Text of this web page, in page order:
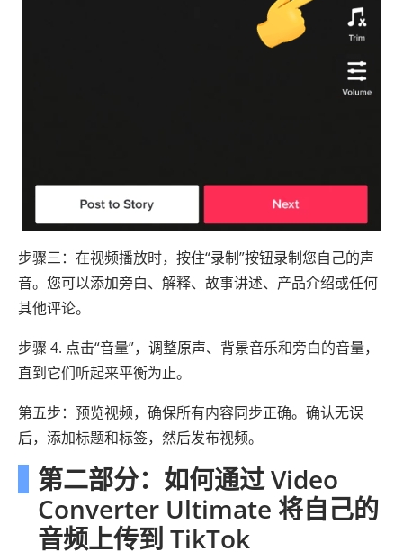
步骤三：在视频播放时，按住“录制”按钮录制您自己的声
音。您可以添加旁白、解释、故事讲述、产品介绍或任何
其他评论。
步骤 4. 点击“音量”，调整原声、背景音乐和旁白的音量，
直到它们听起来平衡为止。
第五步：预览视频，确保所有内容同步正确。确认无误
后，添加标题和标签，然后发布视频。
第二部分：如何通过 Video
Converter Ultimate 将自己的
音频上传到 TikTok